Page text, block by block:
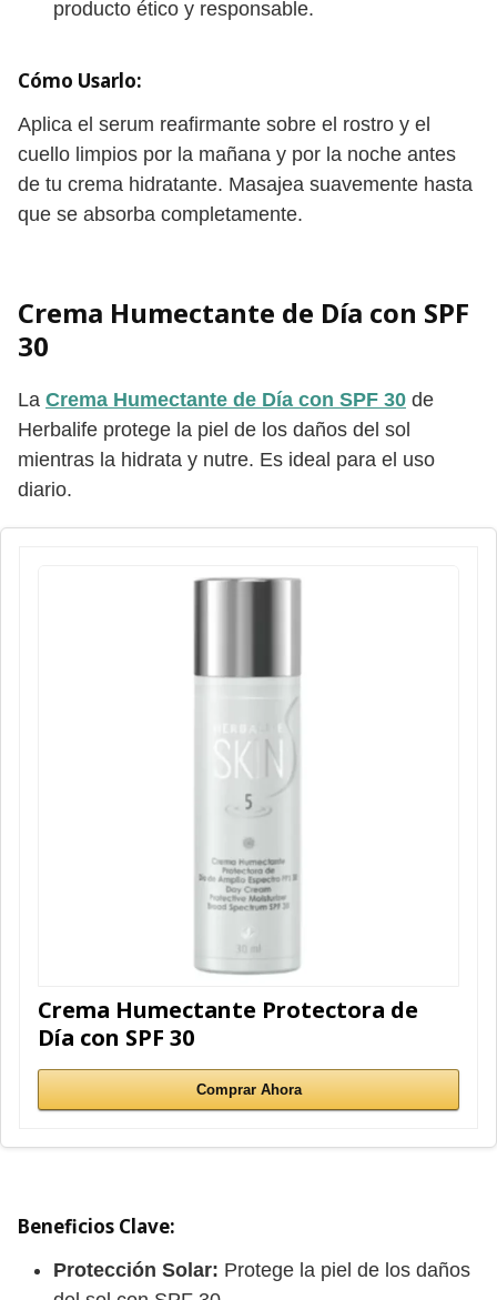
producto ético y responsable.
Cómo Usarlo:
Aplica el serum reafirmante sobre el rostro y el
cuello limpios por la mañana y por la noche antes
de tu crema hidratante. Masajea suavemente hasta
que se absorba completamente.
Crema Humectante de Día con SPF
30
La Crema Humectante de Día con SPF 30 de
Herbalife protege la piel de los daños del sol
mientras la hidrata y nutre. Es ideal para el uso
diario.
Crema Humectante Protectora de
Día con SPF 30
Comprar Ahora
Beneficios Clave:
Protección Solar: Protege la piel de los daños